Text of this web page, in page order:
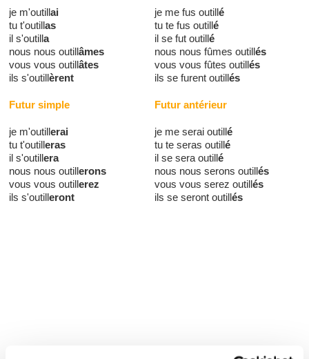
je m'outillai
tu t'outillas
il s'outilla
nous nous outillâmes
vous vous outillâtes
ils s'outillèrent
je me fus outillé
tu te fus outillé
il se fut outillé
nous nous fûmes outillés
vous vous fûtes outillés
ils se furent outillés
Futur simple
je m'outillerai
tu t'outilleras
il s'outillera
nous nous outillerons
vous vous outillerez
ils s'outilleront
Futur antérieur
je me serai outillé
tu te seras outillé
il se sera outillé
nous nous serons outillés
vous vous serez outillés
ils se seront outillés